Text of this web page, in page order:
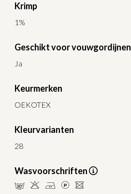
Krimp
1%
Geschikt voor vouwgordijnen
Ja
Keurmerken
OEKOTEX
Kleurvarianten
28
Wasvoorschriften
mHELU